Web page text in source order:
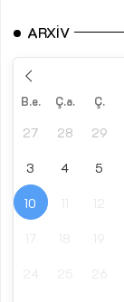
ARXIV
B.e. Ç.a. Ç.
27 28 29
3 4 5
10